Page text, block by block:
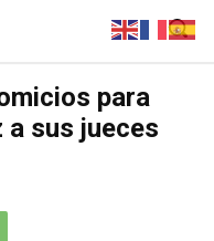
para
a sus jueces